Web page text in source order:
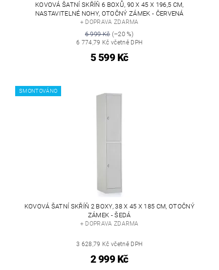
KOVOVÁ ŠATNÍ SKŘÍŇ 6 BOXŮ, 90 X 45 X 196,5 CM,
NASTAVITELNÉ NOHY, OTOČNÝ ZÁMEK - ČERVENÁ
+ DOPRAVA ZDARMA
6 999 Kč(–20 %)
6 774,79 Kč včetně DPH
5 599 Kč
SMONTOVÁNO
KOVOVÁ ŠATNÍ SKŘÍŇ 2 BOXY, 38 X 45 X 185 CM, OTOČNÝ
ZÁMEK - ŠEDÁ
+ DOPRAVA ZDARMA
3 628,79 Kč včetně DPH
2 999 Kč